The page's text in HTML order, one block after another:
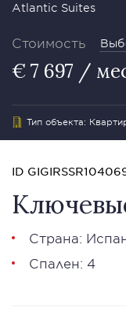
Atlantic Suites
Стоимость
€ 7 697 /
Тип объекта:
ID
Страна:
Спален: 4